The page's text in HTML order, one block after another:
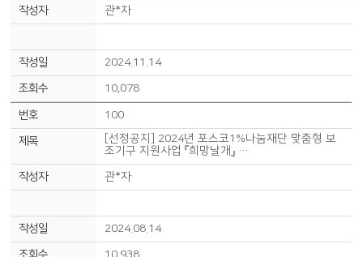
관*자
2024.11.14
10,078
100
[선정공지] 2024년 포스코1%나눔재단 맞춤형 보
조기구 지원사업 『희망날개』 …
관*자
2024.08.14